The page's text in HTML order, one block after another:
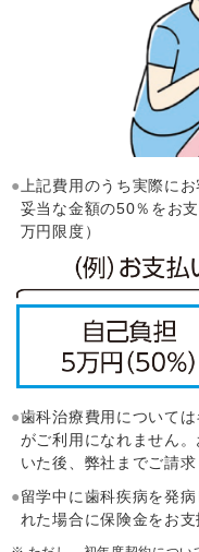
上記費用のうち実際に
妥当な金額の50％をお
万円限度）
歯科治療費用について
がご利用になれません
いた後、弊社までご請求
留学中に歯科疾病を発
れた場合に保険金をお支